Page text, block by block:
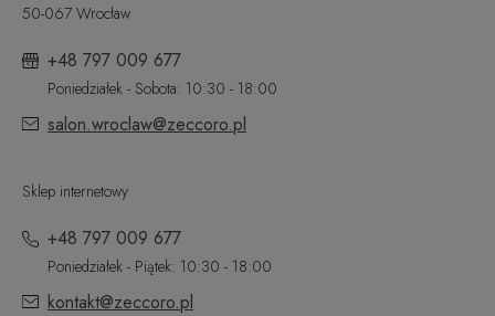
50-067 Wrocław
+48 797 009 677
Poniedziałek - Sobota: 10:30 - 18:00
salon.wroclaw@zeccoro.pl
Sklep internetowy
+48 797 009 677
Poniedziałek - Piątek: 10:30 - 18:00
kontakt@zeccoro.pl